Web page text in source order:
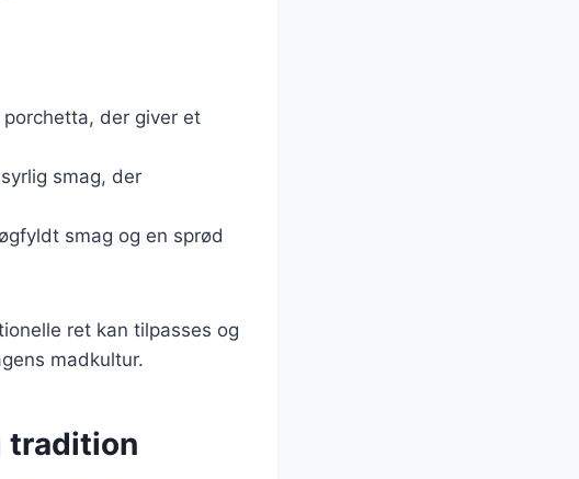
der giver et
smag, der
smag og en sprød
ret kan tilpasses og
madkultur.
tradition